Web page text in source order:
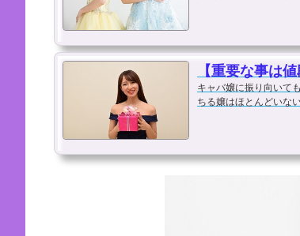
【重要な事は
キャバ嬢に振り向いて
ちる嬢はほとんどいな